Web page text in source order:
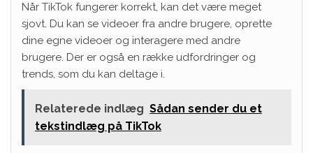
Når TikTok fungerer korrekt, kan det være meget
sjovt. Du kan se videoer fra andre brugere, oprette
dine egne videoer og interagere med andre
brugere. Der er også en række udfordringer og
trends, som du kan deltage i.
Relaterede indlæg Sådan sender du et
tekstindlæg på TikTok